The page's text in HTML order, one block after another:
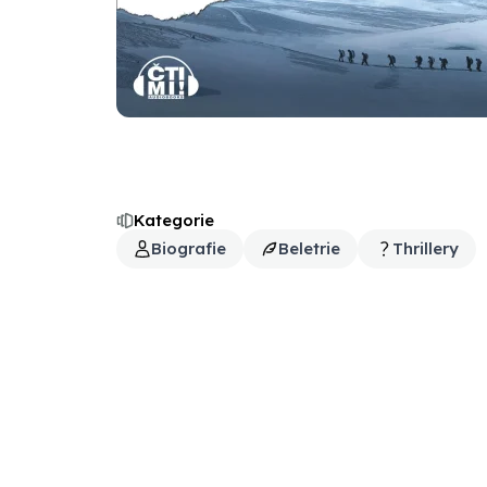
Kategorie
Biografie
Beletrie Thrillery